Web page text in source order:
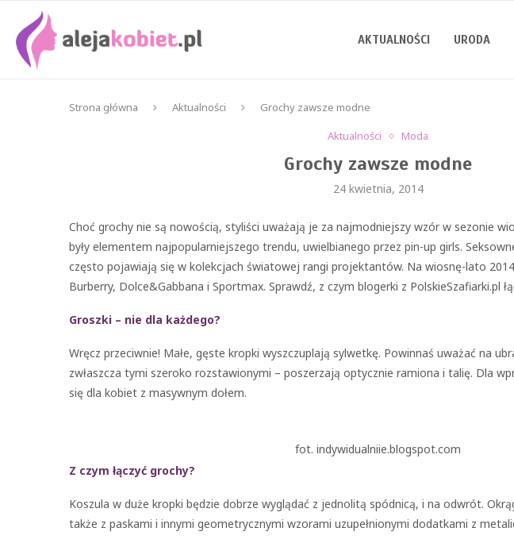
AKTUALNOŚCI URODA
Strona główna Aktualności
Grochy zawsze modne
Aktualności
Moda
Grochy zawsze modne
24 kwietnia, 2014
Choć grochy nie są nowością, styliści uważają je za najmodniejszy wzór w sezonie
były elementem najpopularniejszego trendu, uwielbianego przez pin-up girls.
często pojawiają się w kolekcjach światowej rangi projektantów. Na wiosnę-lato
Burberry, Dolce&Gabbana i Sportmax. Sprawdź, z czym blogerki z PolskieSzafiarki.pl
Groszki – nie dla każdego?
Wręcz przeciwnie! Małe, gęste kropki wyszczuplają sylwetkę. Powinnaś uważać na
zwłaszcza tymi szeroko rozstawionymi – poszerzają optycznie ramiona i talię. Dla
się dla kobiet z masywnym dołem.
fot. indywidualniie.blogspot.com
Z czym łączyć grochy?
Koszula w duże kropki będzie dobrze wyglądać z jednolitą spódnicą, i na odwrót.
także z paskami i innymi geometrycznymi wzorami uzupełnionymi dodatkami z